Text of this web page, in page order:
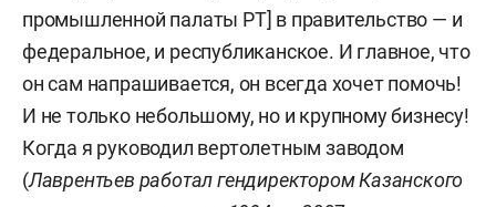
промышленной палаты РТ] в правительство — и
федеральное, и республиканское. И главное, что
он сам напрашивается, он всегда хочет помочь!
И не только небольшому, но и крупному бизнесу!
Когда я руководил вертолетным заводом
(Лаврентьев работал гендиректором Казанского